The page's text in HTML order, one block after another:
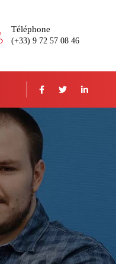
Téléphone
(+33) 9 72 57 08 46